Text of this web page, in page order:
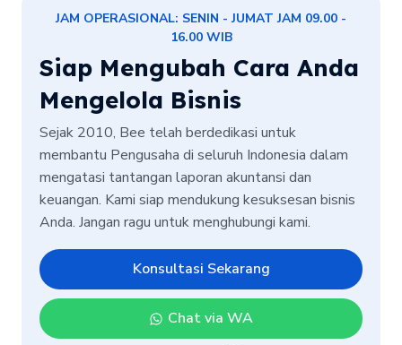
JAM OPERASIONAL: SENIN - JUMAT JAM 09.00 -
16.00 WIB
Siap Mengubah Cara Anda
Mengelola Bisnis
Sejak 2010, Bee telah berdedikasi untuk
membantu Pengusaha di seluruh Indonesia dalam
mengatasi tantangan laporan akuntansi dan
keuangan. Kami siap mendukung kesuksesan bisnis
Anda. Jangan ragu untuk menghubungi kami.
Konsultasi Sekarang
Chat via WA